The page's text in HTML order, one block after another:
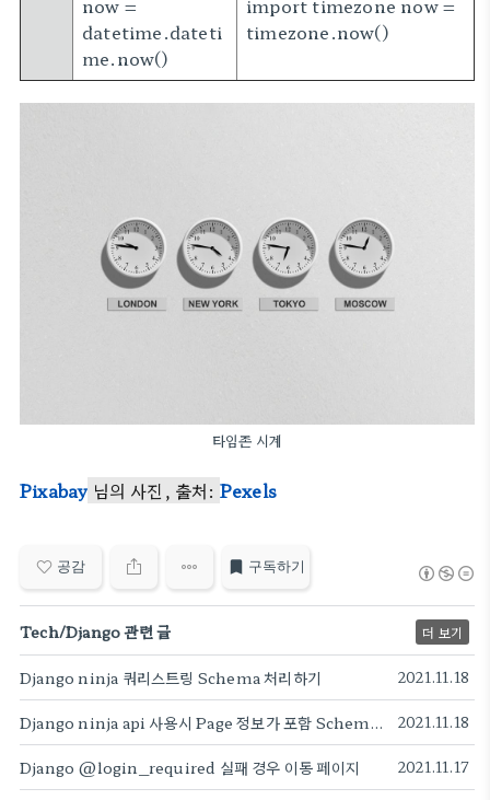
now =
datetime.dateti
me.now()
import timezone now =
timezone.now()
타임존 시계
Pixabay 님의 사진, 출처: Pexels
공감 구독하기
Tech/Django 관련 글 더 보기
Django ninja 쿼리스트링 Schema 처리하기 2021.11.18
Django ninja api 사용시 Page 정보가 포함 Schema 리스트 리턴 2021.11.18
Django @login_required 실패 경우 이동 페이지 2021.11.17